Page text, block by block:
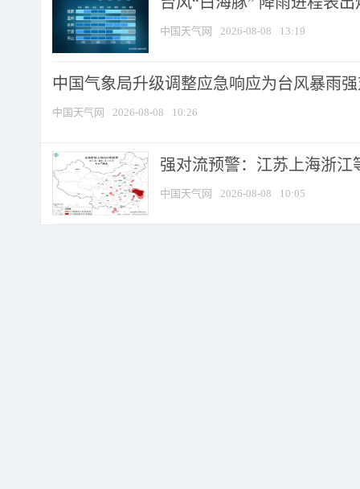
中国天气网 2026-08-08 13:19
中国气象局升级调整应急响应为台风暴雨
中国天气网 2026-08-08 10:26
强对流预警：江苏上海浙江
中国天气网 2026-08-08 10:05